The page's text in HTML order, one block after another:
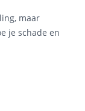
maar
je schade en